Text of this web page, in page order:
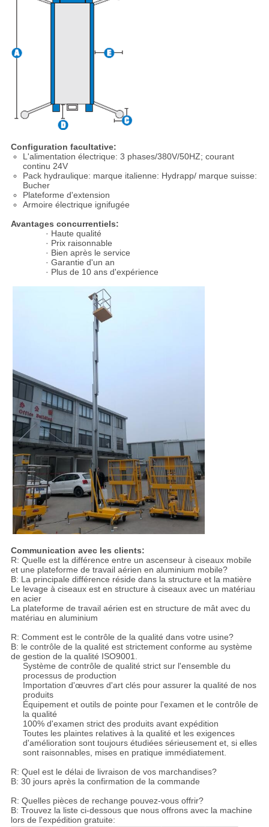
Configuration facultative:
L'alimentation électrique: 3 phases/380V/50HZ; courant
continu 24V
Pack hydraulique: marque italienne: Hydrapp/ marque suisse:
Bucher
Plateforme d'extension
Armoire électrique ignifugée
Avantages concurrentiels:
· Haute qualité
· Prix raisonnable
· Bien après le service
· Garantie d'un an
· Plus de 10 ans d'expérience
Communication avec les clients:
R: Quelle est la différence entre un ascenseur à ciseaux mobile
et une plateforme de travail aérien en aluminium mobile?
B: La principale différence réside dans la structure et la matière
Le levage à ciseaux est en structure à ciseaux avec un matériau
en acier
La plateforme de travail aérien est en structure de mât avec du
matériau en aluminium
R: Comment est le contrôle de la qualité dans votre usine?
B: le contrôle de la qualité est strictement conforme au système
de gestion de la qualité ISO9001.
Système de contrôle de qualité strict sur l'ensemble du
processus de production
Importation d'œuvres d'art clés pour assurer la qualité de nos
produits
Équipement et outils de pointe pour l'examen et le contrôle de
la qualité
100% d'examen strict des produits avant expédition
Toutes les plaintes relatives à la qualité et les exigences
d'amélioration sont toujours étudiées sérieusement et, si elles
sont raisonnables, mises en pratique immédiatement.
R: Quel est le délai de livraison de vos marchandises?
B: 30 jours après la confirmation de la commande
R: Quelles pièces de rechange pouvez-vous offrir?
B: Trouvez la liste ci-dessous que nous offrons avec la machine
lors de l'expédition gratuite: